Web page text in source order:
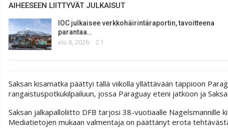
AIHEESEEN LIITTYVÄT JULKAISUT
IOC julkaisee verkkohäirintäraportin, tavoitteena
parantaa…
elo 8, 2026 1
Saksan kisamatka päättyi tällä viikolla yllättävään tappioon
rangaistuspotkukilpailuun, jossa Paraguay eteni jatkoon ja
Saksan jalkapalloliitto DFB tarjosi 38-vuotiaalle
Mediatietojen mukaan valmentaja on päättänyt erota